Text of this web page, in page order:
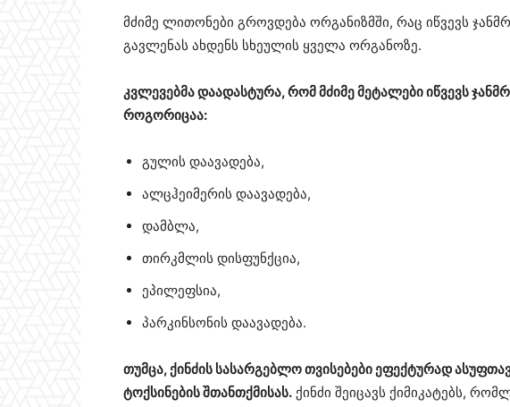
მძიმე ლითონები გროვდება ორგანიზმში, რაც იწვევს
გავლენას ახდენს სხეულის ყველა ორგანოზე.
კვლევებმა დაადასტურა, რომ მძიმე მეტალები იწვევს
როგორიცაა:
გულის დაავადება,
ალცჰეიმერის დაავადება,
დამბლა,
თირკმლის დისფუნქცია,
ეპილეფსია,
პარკინსონის დაავადება.
თუმცა, ქინძის სასარგებლო თვისებები ეფექტურად
ტოქსინების შთანთქმისას. ქინძი შეიცავს ქიმიკატებს,